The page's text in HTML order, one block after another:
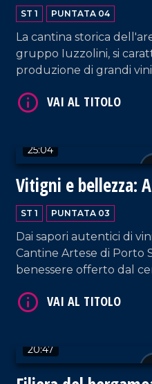
ST 1 PUNTATA 04
La cantina storica
gruppo Iuzzolini, si caratterizza per una
produzione di grandi
Gaglioppo, il Pecorello,
25:04
Vitigni e bellezza:
ST 1 PUNTATA 03
Dai sapori autentici di
Cantine Artese di Porto
benessere offerto dal
20:47